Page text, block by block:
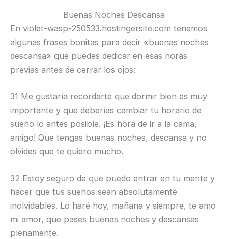
Buenas Noches Descansa
En violet-wasp-250533.hostingersite.com tenemos
algunas frases bonitas para decir «buenas noches
descansa» que puedes dedicar en esas horas
previas antes de cerrar los ojos:
31 Me gustaría recordarte que dormir bien es muy
importante y que deberías cambiar tu horario de
sueño lo antes posible. ¡Es hora de ir a la cama,
amigo! Que tengas buenas noches, descansa y no
olvides que te quiero mucho.
32 Estoy seguro de que puedo entrar en tu mente y
hacer que tus sueños sean absolutamente
inolvidables. Lo haré hoy, mañana y siempre, te amo
mi amor, que pases buenas noches y descanses
plenamente.